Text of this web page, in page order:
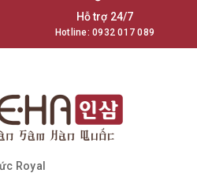
Hỗ trợ 24/7
Hotline:0932 017 089
Royal